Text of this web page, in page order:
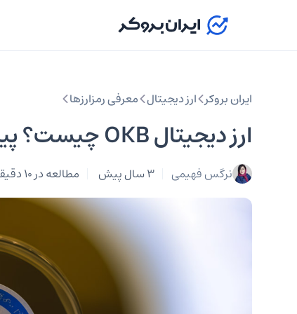
ایران بروکر ارز دیجیتال معرفی رمزارزها
ارز دیجیتال OKB چیست؟ پیش بینی قیمت برای 2023
نرگس فهیمی 3 سال پیش مطالعه در 10 دقیقه